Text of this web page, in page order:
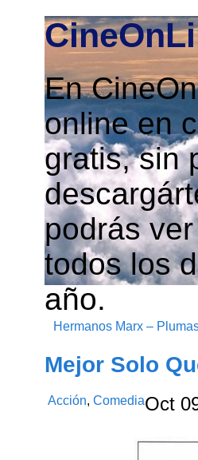
En
online en
gratis, sin
podrás
todos los
año.
Hermanos Marx –
Mejor Solo
Acción,ComediaOct